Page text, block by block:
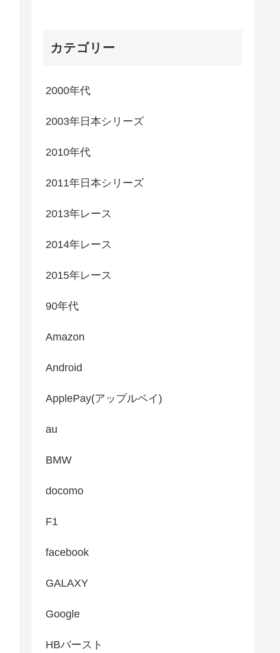
カテゴリー
2000年代
2003年日本シリーズ
2010年代
2011年日本シリーズ
2013年レース
2014年レース
2015年レース
90年代
Amazon
Android
ApplePay(アップルペイ)
au
BMW
docomo
F1
facebook
GALAXY
Google
HBバースト